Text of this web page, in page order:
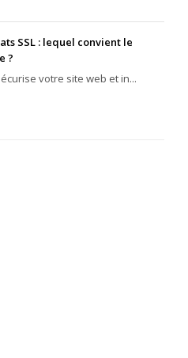
SSL : lequel convient le
?
votre site web et in...